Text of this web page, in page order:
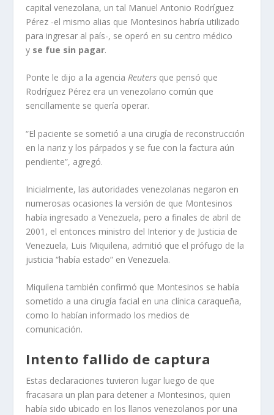
capital venezolana, un tal Manuel Antonio Rodríguez
Pérez -el mismo alias que Montesinos habría utilizado
para ingresar al país-, se operó en su centro médico
y se fue sin pagar.
Ponte le dijo a la agenciaReuters que pensó que
Rodríguez Pérez era un venezolano común que
sencillamente se quería operar.
“El paciente se sometió a una cirugía de reconstrucción
en la nariz y los párpados y se fue con la factura aún
pendiente”, agregó.
Inicialmente, las autoridades venezolanas negaron en
numerosas ocasiones la versión de que Montesinos
había ingresado a Venezuela, pero a finales de abril de
2001, el entonces ministro del Interior y de Justicia de
Venezuela, Luis Miquilena, admitió que el prófugo de la
justicia “había estado” en Venezuela.
Miquilena también confirmó que Montesinos se había
sometido a una cirugía facial en una clínica caraqueña,
como lo habían informado los medios de
comunicación.
Intento fallido de captura
Estas declaraciones tuvieron lugar luego de que
fracasara un plan para detener a Montesinos, quien
había sido ubicado en los llanos venezolanos por una